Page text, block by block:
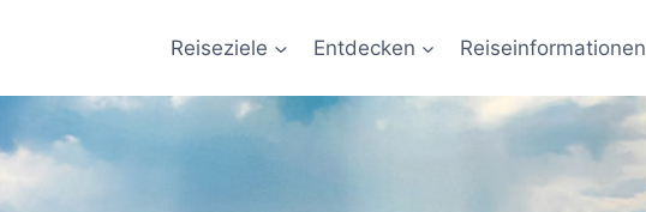
Reiseziele Entdecken Reiseinformationen